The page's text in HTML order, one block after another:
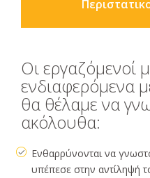
Οι εργαζόμενοί
ενδιαφερόμενα
θα θέλαμε να
ακόλουθα:
Ενθαρρύνονται να
υπέπεσε στην αντίληψή